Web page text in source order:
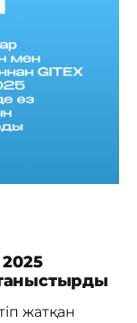
шетелде де
жүйесін
үлес қосып
жатқан